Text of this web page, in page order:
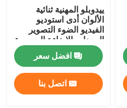
ييدوبلو المهنية ثنائية
الألوان أدى استوديو
الفيديو الضوء التصوير
المعدات الإضاءة المصورة
الضوء مع 300W
افضل سعر
اتصل بنا